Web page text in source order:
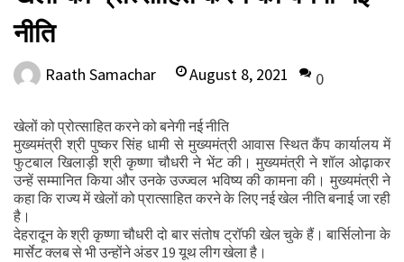
नीति
Raath Samachar August 8, 2021 0
खेलों को प्रोत्साहित करने को बनेगी नई नीति
मुख्यमंत्री श्री पुष्कर सिंह धामी से मुख्यमंत्री आवास स्थित कैंप कार्यालय में
फुटबाल खिलाड़ी श्री कृष्णा चौधरी ने भेंट की। मुख्यमंत्री ने शॉल ओढ़ाकर
उन्हें सम्मानित किया और उनके उज्ज्वल भविष्य की कामना की। मुख्यमंत्री ने
कहा कि राज्य में खेलों को प्रात्साहित करने के लिए नई खेल नीति बनाई जा रही
है।
देहरादून के श्री कृष्णा चौधरी दो बार संतोष ट्रॉफी खेल चुके हैं। बार्सिलोना के
मार्सेट क्लब से भी उन्होंने अंडर 19 यूथ लीग खेला है।